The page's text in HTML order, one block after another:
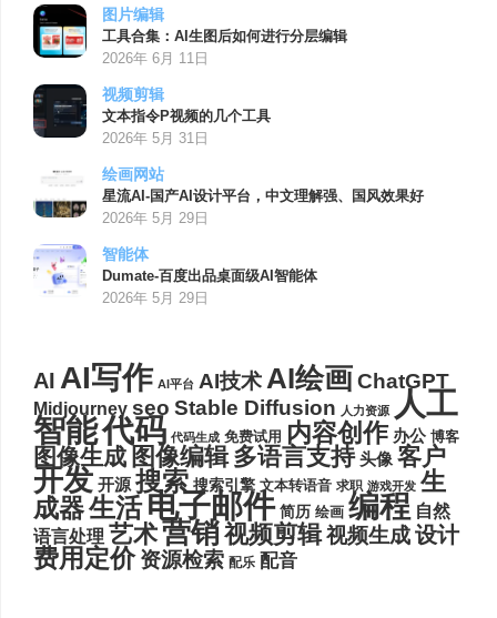
图片编辑
工具合集：AI生图后如何进行分层编辑
2026年 6月 11日
视频剪辑
文本指令P视频的几个工具
2026年 5月 31日
绘画网站
星流AI-国产AI设计平台，中文理解强、国风效果好
2026年 5月 29日
智能体
Dumate-百度出品桌面级AI智能体
2026年 5月 29日
AI AI写作 AI平台 AI技术AI绘画ChatGPT
Midjourney seo Stable Diffusion 人力资源 人工
智能代码 代码生成 免费试用 内容创作 办公 博客
图像生成 图像编辑 多语言支持 头像 客户
开发 开源 搜索 搜索引擎 文本转语音 求职 游戏开发 生
成器生活电子邮件 简历 绘画 编程 自然
语言处理 艺术营销视频剪辑视频生成设计
费用定价 资源检索 配乐 配音